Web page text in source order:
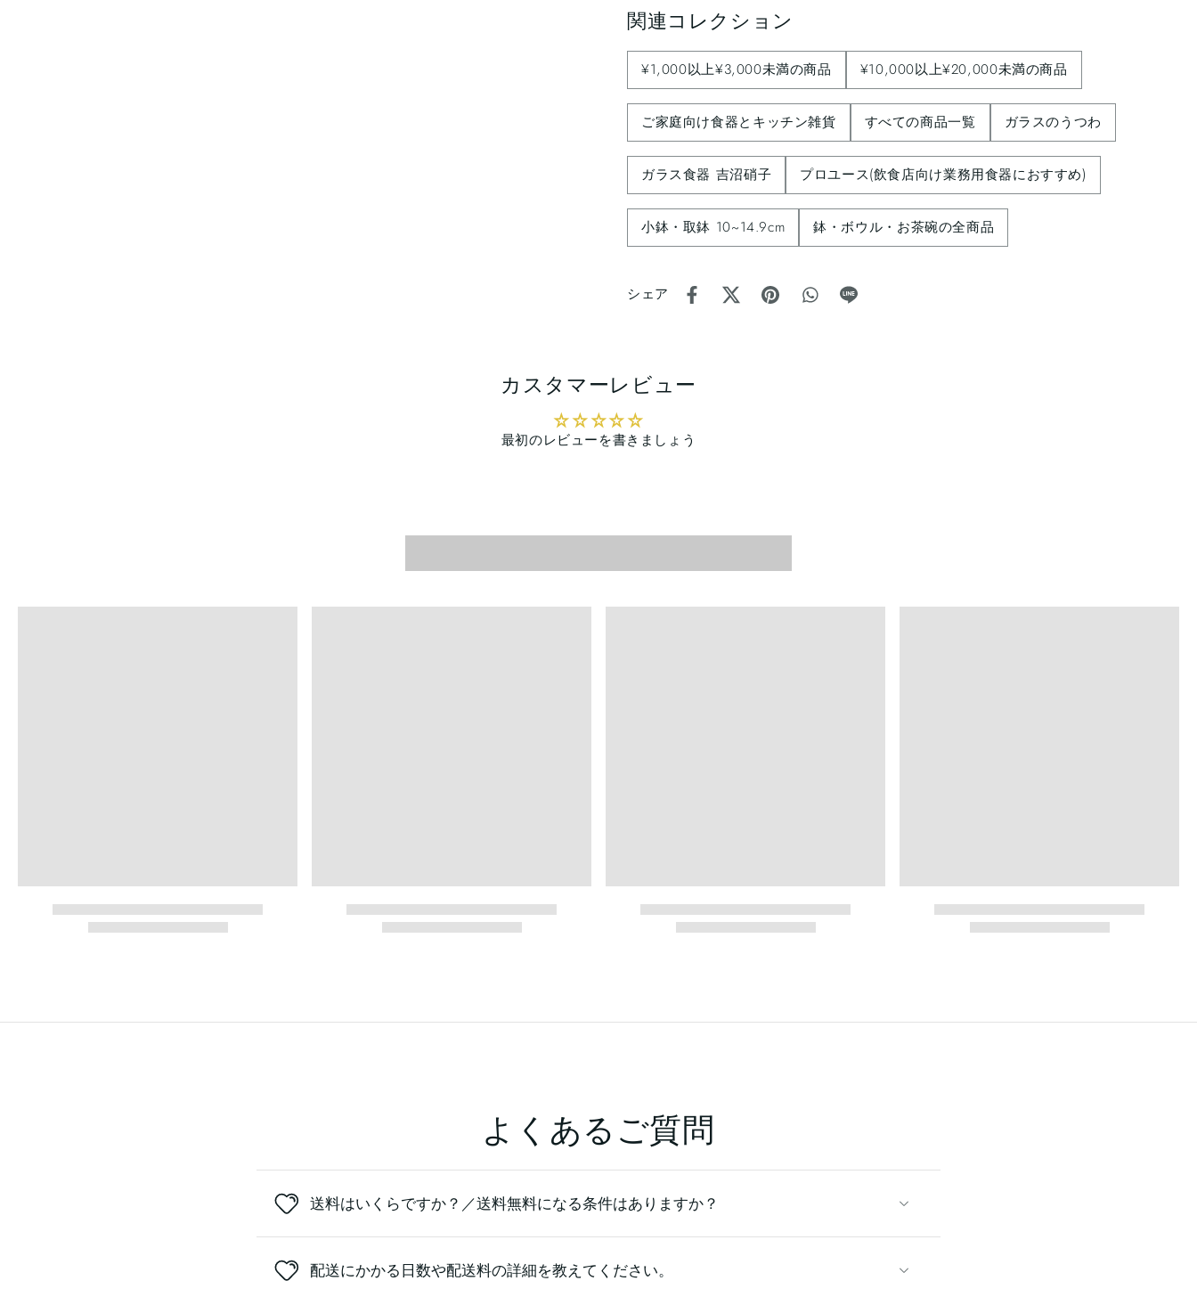
関連コレクション
¥1,000以上¥3,000未満の商品 ¥10,000以上¥20,000未満の商品
ご家庭向け食器とキッチン雑貨 すべての商品一覧 ガラスのうつわ
ガラス食器 吉沼硝子 プロユース(飲食店向け業務用食器におすすめ)
小鉢・取鉢 10~14.9cm 鉢・ボウル・お茶碗の全商品
シェア
カスタマーレビュー
最初のレビューを書きましょう
よくあるご質問
送料はいくらですか？／送料無料になる条件はありますか？
配送にかかる日数や配送料の詳細を教えてください。